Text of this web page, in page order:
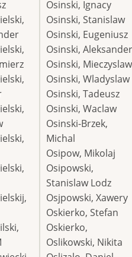
Osinski, Ignacy
Osinski, Stanislaw
Osinski, Eugeniusz
Osinski, Aleksander
Osinski, Mieczyslaw
Osinski, Wladyslaw
Osinski, Tadeusz
Osinski, Waclaw
Osinski-Brzek,
Michal
Osipow, Mikolaj
Osipowski,
Stanislaw Lodz
Osjpowski, Xawery
Oskierko, Stefan
Oskierko,
Oslikowski, Nikita